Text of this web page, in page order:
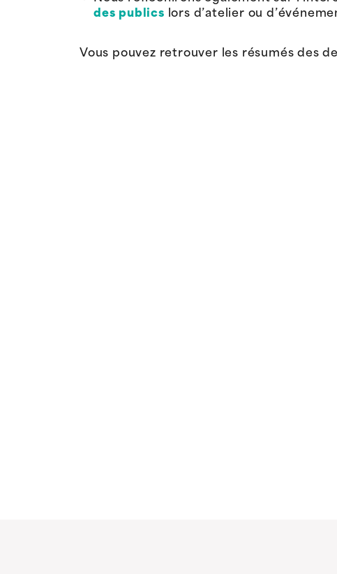
des publics lors d’atelier ou
Vous pouvez retrouver les résumés des